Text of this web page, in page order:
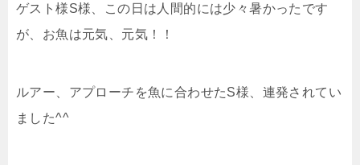
ゲスト様S様、この日は人間的には少々暑かったです
が、お魚は元気、元気！！
ルアー、アプローチを魚に合わせたS様、連発されてい
ました^^